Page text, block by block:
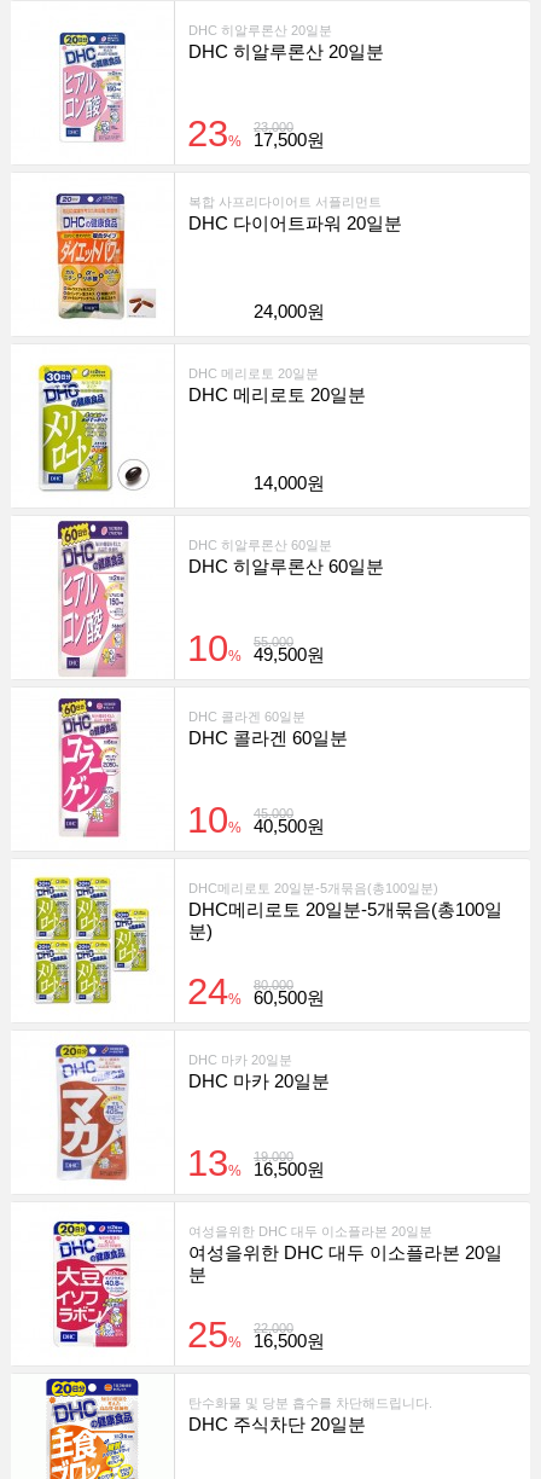
DHC 히알루론산 20일분
DHC 히알루론산 20일분
23,000
23% 17,500원
복합 사프리다이어트 서플리먼트
DHC 다이어트파워 20일분
24,000원
DHC 메리로토 20일분
DHC 메리로토 20일분
14,000원
DHC 히알루론산 60일분
DHC 히알루론산 60일분
55,000
10% 49,500원
DHC 콜라겐 60일분
DHC 콜라겐 60일분
45,000
10% 40,500원
DHC메리로토 20일분-5개묶음(총100일분)
DHC메리로토 20일분-5개묶음(총100일
분)
80,000
24% 60,500원
DHC 마카 20일분
DHC 마카 20일분
19,000
13% 16,500원
여성을위한 DHC 대두 이소플라본 20일분
여성을위한 DHC 대두 이소플라본 20일
분
22,000
25% 16,500원
탄수화물 및 당분 흡수를 차단해드립니다.
DHC 주식차단 20일분